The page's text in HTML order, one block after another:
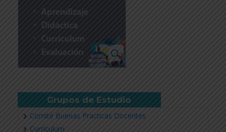
Grupos de Estudio
Comité Buenas Practicas Docentes
Currículum
Revisar más información